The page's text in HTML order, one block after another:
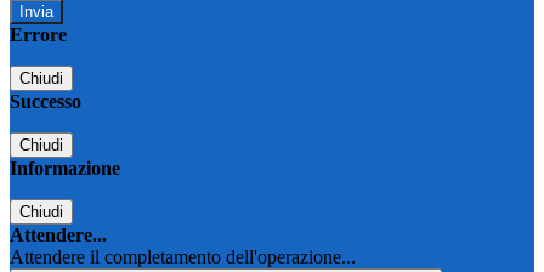
Errore
Chiudi
Successo
Chiudi
Informazione
Chiudi
Attendere...
Attendere il completamento dell'operazione...